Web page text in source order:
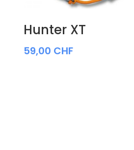
Hunter XT
59,00 CHF